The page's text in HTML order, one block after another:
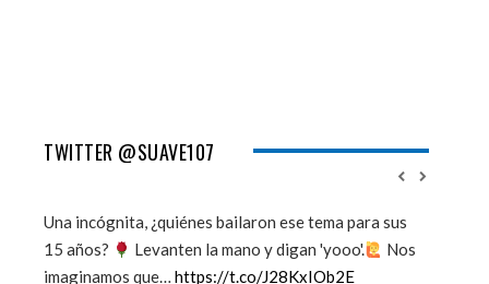
TWITTER @SUAVE107
Una incógnita, ¿quiénes bailaron ese tema para sus
15 años?
Levanten la mano y digan 'yooo'.
Nos
imaginamos que… https://t.co/J28KxIOb2E